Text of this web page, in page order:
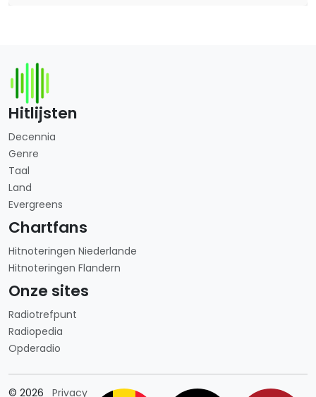
Hitlijsten
Decennia
Genre
Taal
Land
Evergreens
Chartfans
Hitnoteringen Niederlande
Hitnoteringen Flandern
Onze sites
Radiotrefpunt
Radiopedia
Opderadio
© 2026 PrivacyLänderauswahl